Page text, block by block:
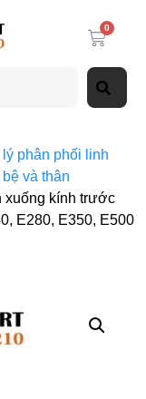
0
phân phối linh
và thân
xuống kính trước
E280, E350, E500